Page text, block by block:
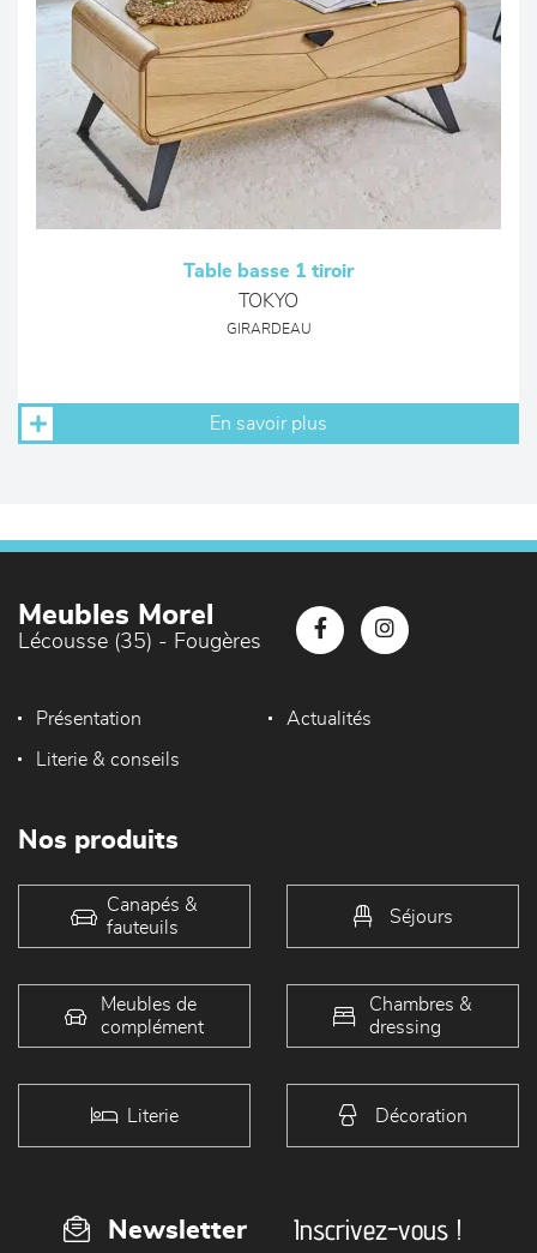
Table basse 1 tiroir
TOKYO
GIRARDEAU
En savoir plus
Meubles Morel
Lécousse (35) - Fougères
Présentation Actualités
Literie & conseils
Nos produits
Canapés &
fauteuils
Séjours
Meubles de
complément
Chambres &
dressing
Literie Décoration
Newsletter Inscrivez-vous !